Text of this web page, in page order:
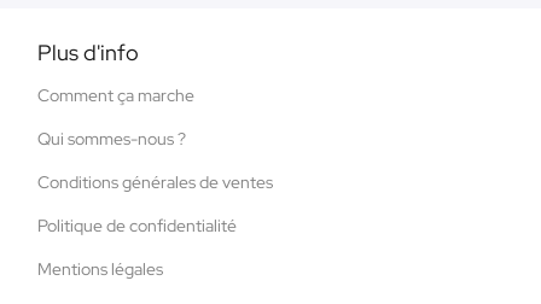
Plus d'info
Comment ça marche
Qui sommes-nous ?
Conditions générales de ventes
Politique de confidentialité
Mentions légales